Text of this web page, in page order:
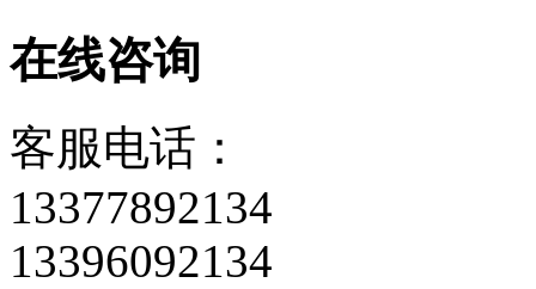
在线咨询
客服电话：
13377892134
13396092134